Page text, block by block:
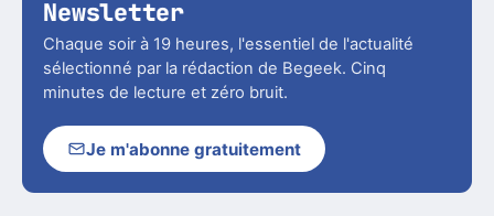
Newsletter
Chaque soir à 19 heures, l'essentiel de l'actualité
sélectionné par la rédaction de Begeek. Cinq
minutes de lecture et zéro bruit.
Je m'abonne gratuitement